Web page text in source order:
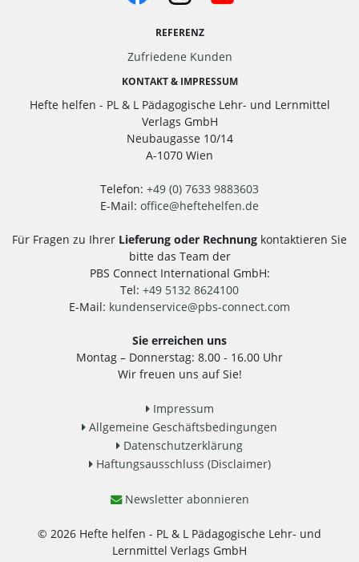
REFERENZ
Zufriedene Kunden
KONTAKT & IMPRESSUM
Hefte helfen - PL & L Pädagogische Lehr- und Lernmittel
Verlags GmbH
Neubaugasse 10/14
A-1070 Wien
Telefon: +49 (0) 7633 9883603
E-Mail: office@heftehelfen.de
Für Fragen zu Ihrer Lieferung oder Rechnung kontaktieren Sie
bitte das Team der
PBS Connect International GmbH:
Tel: +49 5132 8624100
E-Mail: kundenservice@pbs-connect.com
Sie erreichen uns
Montag – Donnerstag: 8.00 - 16.00 Uhr
Wir freuen uns auf Sie!
Impressum
Allgemeine Geschäftsbedingungen
Datenschutzerklärung
Haftungsausschluss (Disclaimer)
Newsletter abonnieren
© 2026 Hefte helfen - PL & L Pädagogische Lehr- und
Lernmittel Verlags GmbH